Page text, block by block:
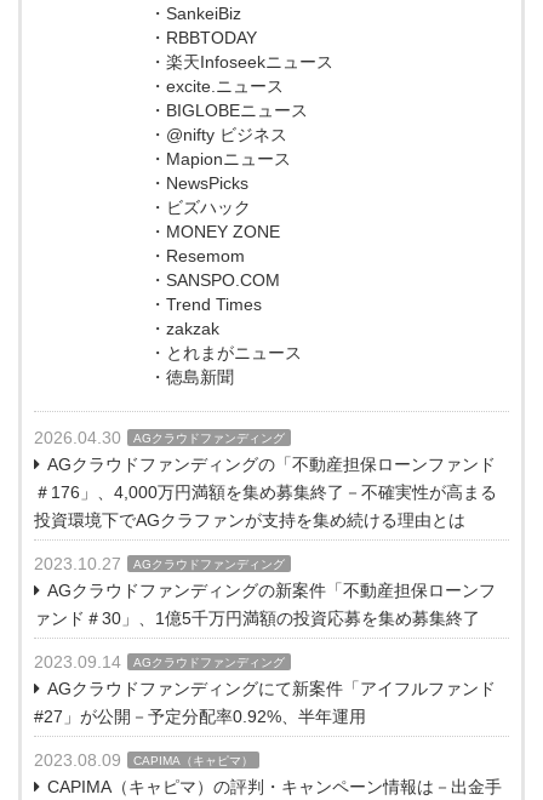
・SankeiBiz
・RBBTODAY
・楽天Infoseekニュース
・excite.ニュース
・BIGLOBEニュース
・@nifty ビジネス
・Mapionニュース
・NewsPicks
・ビズハック
・MONEY ZONE
・Resemom
・SANSPO.COM
・Trend Times
・zakzak
・とれまがニュース
・徳島新聞
2026.04.30 AGクラウドファンディング
AGクラウドファンディングの「不動産担保ローンファンド
＃176」、4,000万円満額を集め募集終了－不確実性が高まる
投資環境下でAGクラファンが支持を集め続ける理由とは
2023.10.27 AGクラウドファンディング
AGクラウドファンディングの新案件「不動産担保ローンフ
ァンド＃30」、1億5千万円満額の投資応募を集め募集終了
2023.09.14 AGクラウドファンディング
AGクラウドファンディングにて新案件「アイフルファンド
#27」が公開－予定分配率0.92%、半年運用
2023.08.09 CAPIMA（キャピマ）
CAPIMA（キャピマ）の評判・キャンペーン情報は－出金手